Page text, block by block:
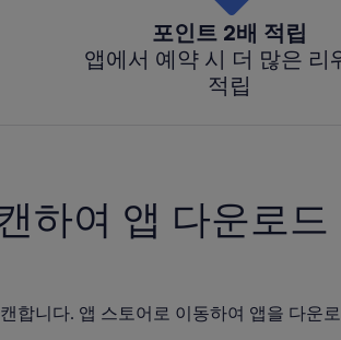
포인트 2배 적립
앱에서 예약 시 더 많은 리
적립
하여 앱 다운로드
합니다. 앱 스토어로 이동하여 앱을 다운